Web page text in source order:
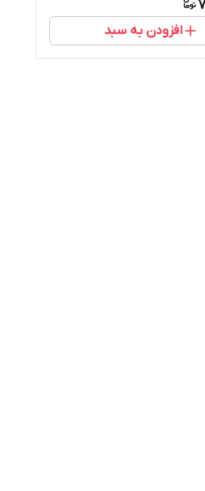
افزودن به سبد